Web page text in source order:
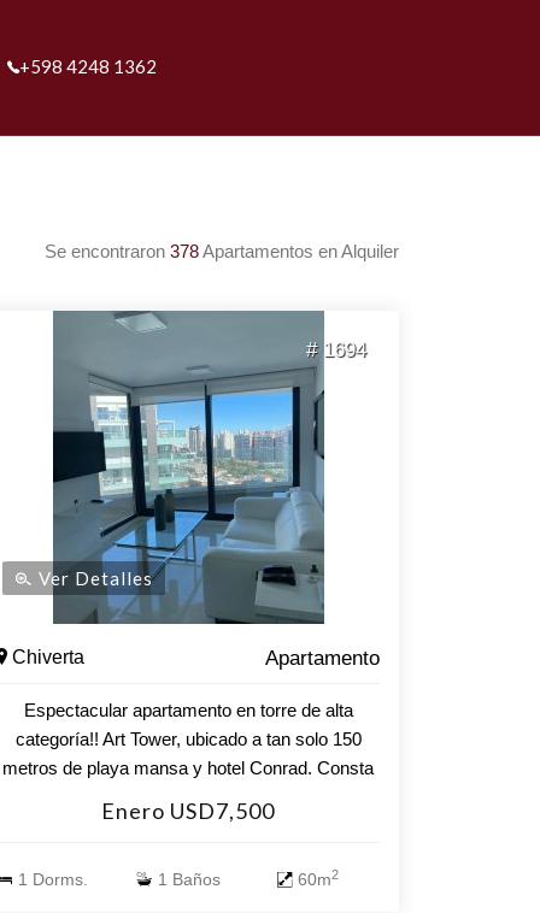
+598 4248 1362
Se encontraron 378Apartamentos en Alquiler
# 1694
Ver Detalles
Chiverta Apartamento
Espectacular apartamento en torre de alta
categoría!! Art Tower, ubicado a tan solo 150
metros de playa mansa y hotel Conrad. Consta
terrazas. Vista al mar!! Aire acondicionado en
abierta y cerrada climatizada. Sala de juegos
Enero USD7,500
1 Dorms. 1 Baños 60m2